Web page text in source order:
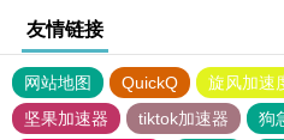
友情链接
网站地图 QuickQ 旋风加速
坚果加速器
tiktok加速器
狗